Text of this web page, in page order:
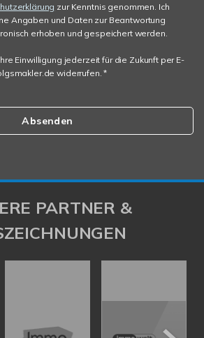
zur Kenntnis genommen. Ich
Angaben und Daten zur Beantwortung
erhoben und gespeichert werden.
Einwilligung jederzeit für die Zukunft per E-
widerrufen. *
Absenden
PARTNER &